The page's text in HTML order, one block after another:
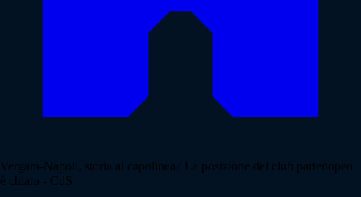
Vergara-Napoli, storia al capolinea? La posizione del club partenopeo
è chiara - CdS